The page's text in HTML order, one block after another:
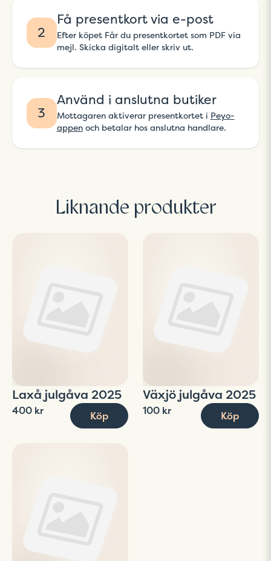
2
Få presentkort via e-post
Efter köpet Får du presentkortet som PDF via
mejl. Skicka digitalt eller skriv ut.
3
Använd i anslutna butiker
Mottagaren aktiverar presentkortet i Peyo-
appenoch betalar hos anslutna handlare.
Liknande produkter
Laxå julgåva 2025
400 kr Köp
Växjö julgåva 2025
100 kr Köp